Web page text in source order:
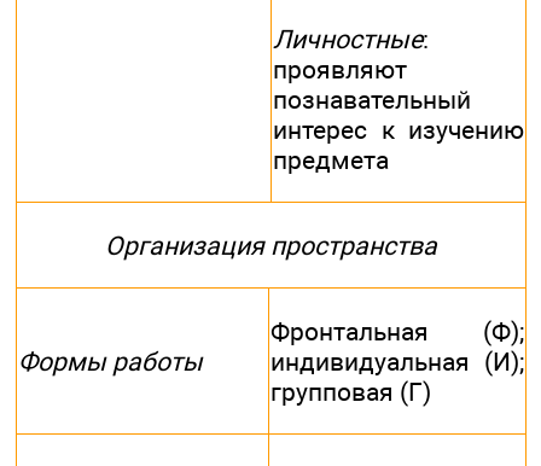
Личностные:
проявляют
познавательный
интерес к изучению
предмета
Организация пространства
Формы работы
Фронтальная (Ф);
индивидуальная (И);
групповая (Г)